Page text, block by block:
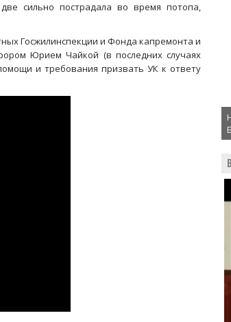
сильно пострадала во время потопа,
Госжилинспекции и Фонда капремонта и
Юрием Чайкой (в последних случаях
и требования призвать УК к ответу